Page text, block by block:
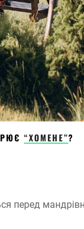
“ХОМЕНЕ”?
перед